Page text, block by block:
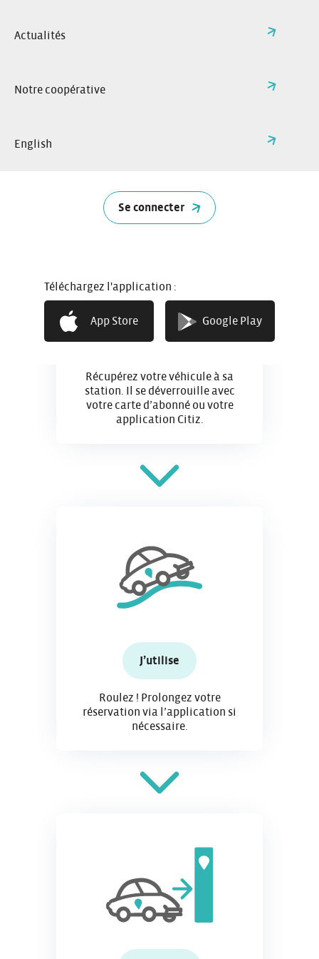
Actualités
Notre coopérative
English
Se connecter
Téléchargez l'application :
App Store Google Play
voiture de votre choix sur internet
J’accède
Récupérez votre véhicule à sa
station. Il se déverrouille avec
votre carte d’abonné ou votre
application Citiz.
J’utilise
Roulez ! Prolongez votre
réservation via l’application si
nécessaire.